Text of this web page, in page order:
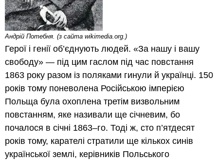
Андрій Потебня. (з сайта wikimedia.org.)
Герої і генії об’єднують людей. «За нашу і вашу
свободу» — під цим гаслом під час повстання
1863 року разом iз поляками гинули й українці. 150
років тому поневолена Російською імперією
Польща була охоплена третім визвольним
повстанням, яке називали ще січневим, бо
почалося в січні 1863–го. Тоді ж, сто п’ятдесят
рокiв тому, карателі стратили ще кількох синів
української землі, керівників Польського